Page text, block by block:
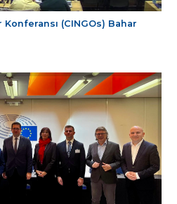
Konferansı (CINGOs) Bahar